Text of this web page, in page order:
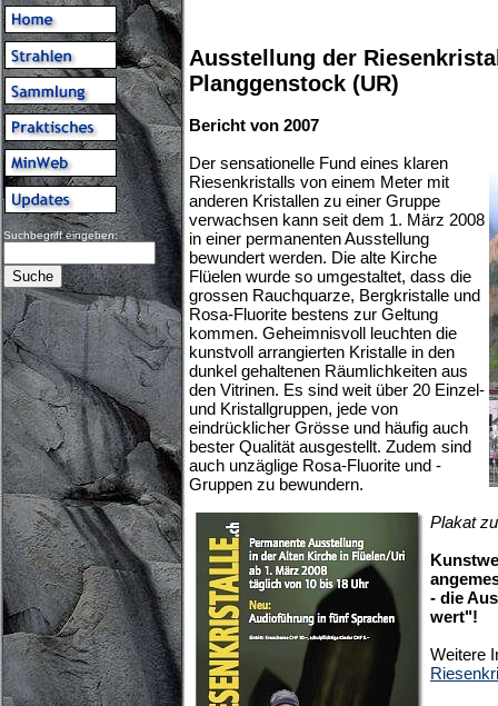
Suchbegriff eingeben:
Ausstellung der
Planggenstock (UR)
Bericht von 2007
Der sensationelle Fund eines klaren
Riesenkristalls von einem Meter mit
anderen Kristallen zu einer Gruppe
verwachsen kann seit dem 1. März 2008
in einer permanenten Ausstellung
bewundert werden. Die alte Kirche
Flüelen wurde so umgestaltet, dass die
grossen Rauchquarze, Bergkristalle und
Rosa-Fluorite bestens zur Geltung
kommen. Geheimnisvoll leuchten die
kunstvoll arrangierten Kristalle in den
dunkel gehaltenen Räumlichkeiten aus
den Vitrinen. Es sind weit über 20 Einzel-
und Kristallgruppen, jede von
eindrücklicher Grösse und häufig auch
bester Qualität ausgestellt. Zudem sind
auch unzäglige Rosa-Fluorite und -
Gruppen zu bewundern.
Plakat
- die
wert"!
Weitere